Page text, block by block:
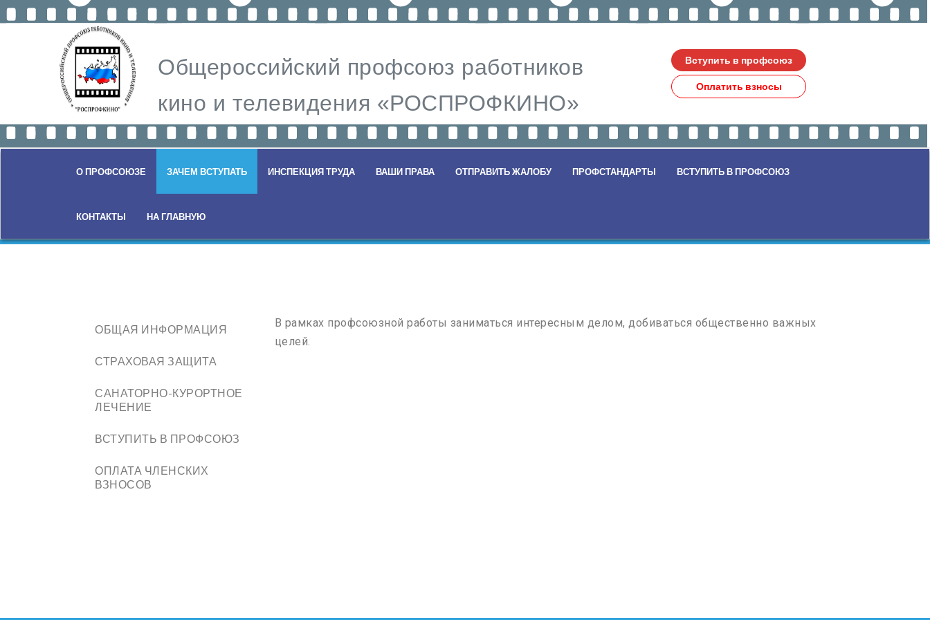
Общероссийский профсоюз работников
кино и телевидения «РОСПРОФКИНО»
Вступить в профсоюз
Оплатить взносы
О ПРОФСОЮЗЕ ЗАЧЕМ ВСТУПАТЬ ИНСПЕКЦИЯ ТРУДА ВАШИ ПРАВА ОТПРАВИТЬ ЖАЛОБУ ПРОФСТАНДАРТЫ ВСТУПИТЬ В ПРОФСОЮЗ
КОНТАКТЫ НА ГЛАВНУЮ
ОБЩАЯ ИНФОРМАЦИЯ
СТРАХОВАЯ ЗАЩИТА
САНАТОРНО-КУРОРТНОЕ
ЛЕЧЕНИЕ
ВСТУПИТЬ В ПРОФСОЮЗ
ОПЛАТА ЧЛЕНСКИХ
ВЗНОСОВ
В рамках профсоюзной работы заниматься интересным делом, добиваться общественно важных
целей.